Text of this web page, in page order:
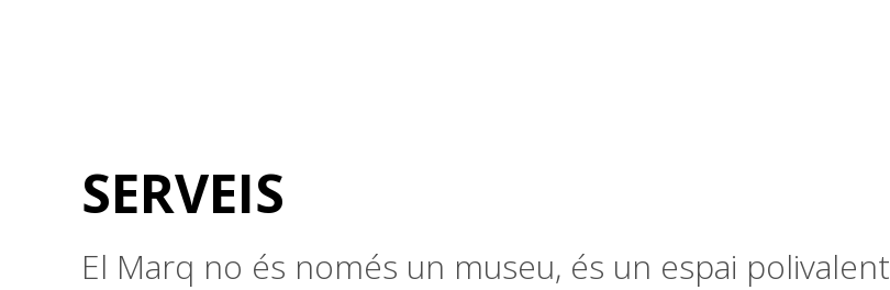
SERVEIS
El Marq no és només un museu, és un espai polivalent